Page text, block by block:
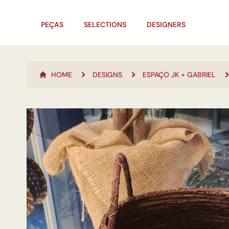
PEÇAS SELECTIONS DESIGNERS
HOME DESIGNS ESPAÇO JK + GABRIEL